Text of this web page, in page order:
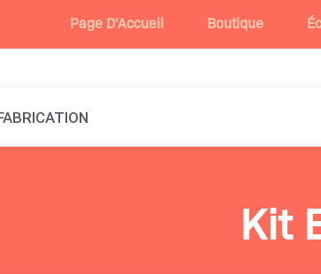
Page D'Accueil Boutique
Kit